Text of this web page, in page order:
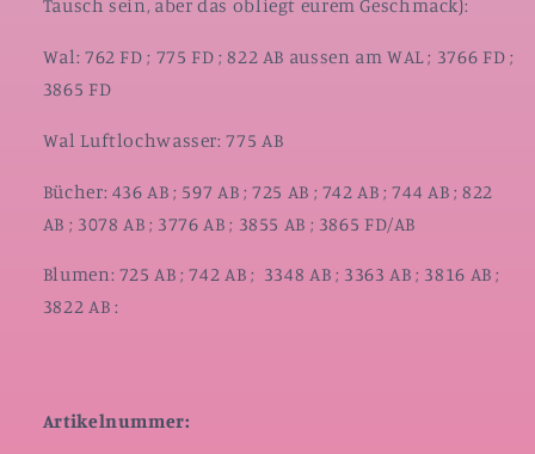
Tausch sein, aber das obliegt eurem Geschmack):
Wal: 762 FD ; 775 FD ; 822 AB aussen am WAL ; 3766 FD ;
3865 FD
Wal Luftlochwasser: 775 AB
Bücher: 436 AB ; 597 AB ; 725 AB ; 742 AB ; 744 AB ; 822
AB ; 3078 AB ; 3776 AB ; 3855 AB ; 3865 FD/AB
Blumen: 725 AB ; 742 AB ; 3348 AB ; 3363 AB ; 3816 AB ;
3822 AB :
Artikelnummer: